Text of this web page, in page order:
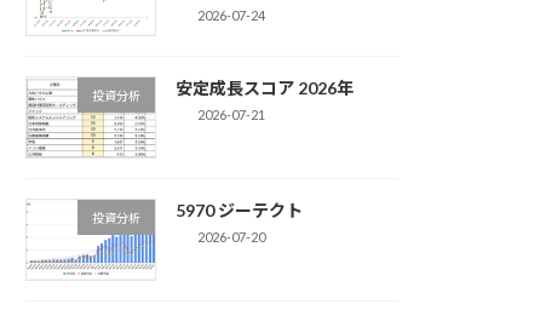
2026-07-24
投資分析 安定成長スコア 2026年
2026-07-21
投資分析 5970 ジーテクト
2026-07-20